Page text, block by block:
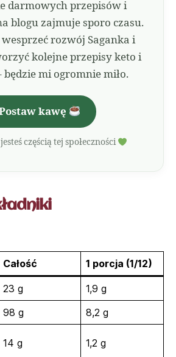
darmowych przepisów i
blogu zajmuje sporo czasu.
wesprzeć rozwój Saganka i
kolejne przepisy keto i
będzie mi ogromnie miło.
kawę
częścią tej społeczności
Całość 1 porcja (1/12)
23 g
1,9 g
98 g
8,2 g
14 g 1,2 g